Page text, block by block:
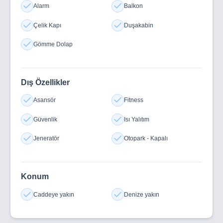
Körfezi’nin ihtişamını her an yaşamaya davet ediyor.
Alarm Balkon
Çelik Kapı Duşakabin
Gömme Dolap
Dış Özellikler
Asansör Fitness
Güvenlik Isı Yalıtım
Jeneratör Otopark - Kapalı
Konum
Caddeye yakın Denize yakın